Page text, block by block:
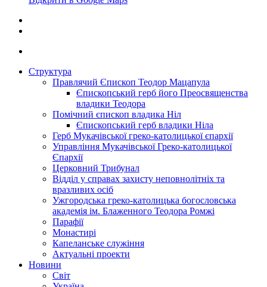
Структура
Правлячий Єпископ Теодор Мацапула
Єпископський герб його Преосвященства
владики Теодора
Помічний єпископ владика Ніл
Єпископський герб владики Ніла
Герб Мукачівської греко-католицької єпархії
Управління Мукачівської Греко-католицької
Єпархії
Церковний Трибунал
Відділ у справах захисту неповнолітніх та
вразливих осіб
Ужгородська греко-католицька богословська
академія ім. Блаженного Теодора Ромжі
Парафії
Монастирі
Капеланське служіння
Актуальні проекти
Новини
Світ